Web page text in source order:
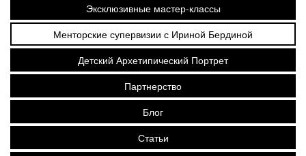
Эксклюзивные мастер-классы
Менторские супервизии с Ириной Бердиной
Детский Архетипический Портрет
Партнерство
Блог
Статьи